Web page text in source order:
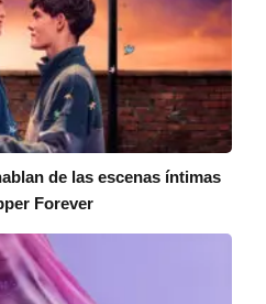
de las escenas íntimas
Forever